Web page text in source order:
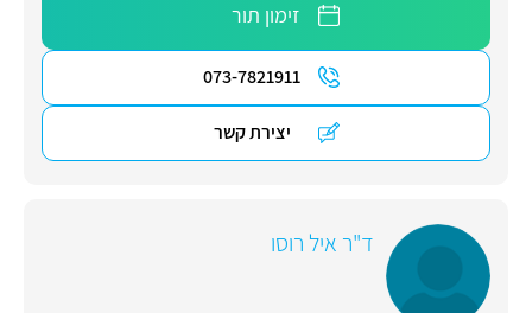
זימון תור
073-7821911
יצירת קשר
ד"ר איל רוסו